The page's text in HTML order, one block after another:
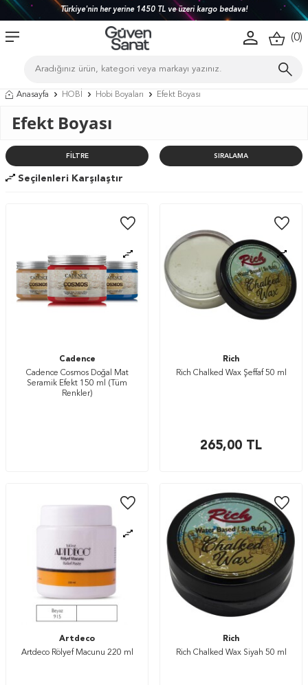
Türkiye'nin her yerine 1450 TL ve üzeri kargo bedava!
(0)
Anasayfa HOBİ Hobi Boyaları Efekt Boyası
Efekt Boyası
FILTRE SIRALAMA
Seçilenleri Karşılaştır
Cadence
Cadence Cosmos Doğal Mat
Seramik Efekt 150 ml (Tüm
Renkler)
Rich
Rich Chalked Wax Şeffaf 50 ml
265,00 TL
Artdeco
Artdeco Rölyef Macunu 220 ml
Rich
Rich Chalked Wax Siyah 50 ml